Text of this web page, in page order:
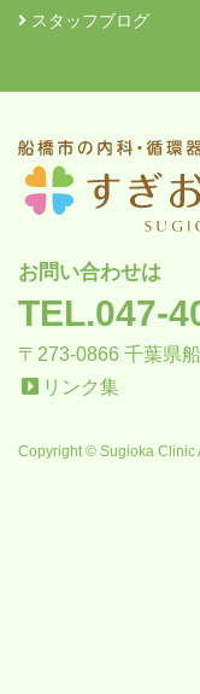
スタッフブログ
お問い合わせは
TEL.047-
〒273-0866 千葉県
リンク集
Copyright © Sugioka Clinic